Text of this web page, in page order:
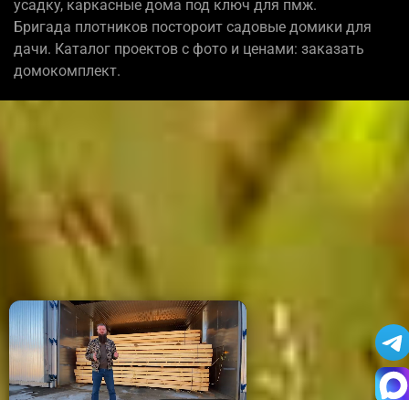
усадку, каркасные дома под ключ для пмж.
Бригада плотников постороит садовые домики для
дачи. Каталог проектов с фото и ценами: заказать
домокомплект.